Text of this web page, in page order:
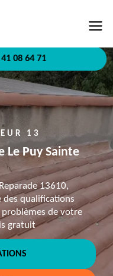
08 64 71
13
Puy Sainte
13610,
des qualifications
de votre
gratuit